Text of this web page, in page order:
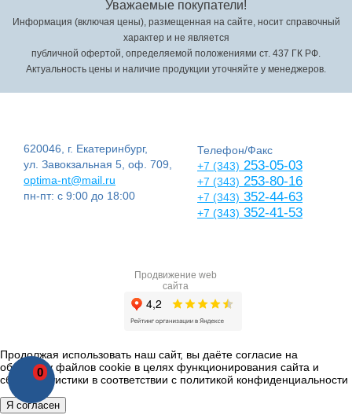
0
Уважаемые покупатели!
Информация (включая цены), размещенная на сайте, носит справочный
характер и не является
публичной офертой, определяемой положениями ст. 437 ГК РФ.
Актуальность цены и наличие продукции уточняйте у менеджеров.
620046, г. Екатеринбург,
ул. Завокзальная 5, оф. 709,
optima-nt@mail.ru
пн-пт: с 9:00 до 18:00
Телефон/Факс
+7 (343) 253-05-03
+7 (343) 253-80-16
+7 (343) 352-44-63
+7 (343) 352-41-53
Продвижение web
сайта
Продолжая использовать наш сайт, вы даёте согласие на
обработку файлов cookie в целях функционирования сайта и
сбора статистики в соответствии с политикой конфиденциальности
Я согласен